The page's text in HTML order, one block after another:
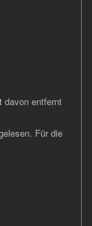
davon entfernt
Für die